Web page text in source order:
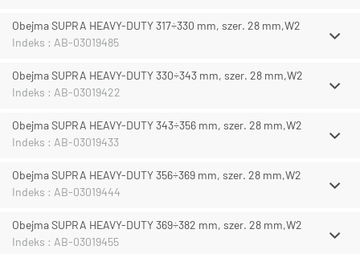
Obejma SUPRA HEAVY-DUTY 317÷330 mm, szer. 28 mm,W2
Indeks : AB-03019485
Obejma SUPRA HEAVY-DUTY 330÷343 mm, szer. 28 mm,W2
Indeks : AB-03019422
Obejma SUPRA HEAVY-DUTY 343÷356 mm, szer. 28 mm,W2
Indeks : AB-03019433
Obejma SUPRA HEAVY-DUTY 356÷369 mm, szer. 28 mm,W2
Indeks : AB-03019444
Obejma SUPRA HEAVY-DUTY 369÷382 mm, szer. 28 mm,W2
Indeks : AB-03019455